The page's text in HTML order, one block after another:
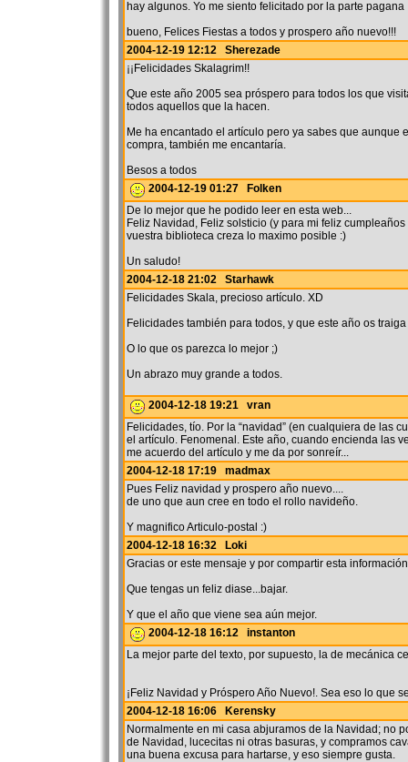
hay algunos. Yo me siento felicitado por la parte pagana
bueno, Felices Fiestas a todos y prospero año nuevo!!!
2004-12-19 12:12 Sherezade
¡¡Felicidades Skalagrim!!
Que este año 2005 sea próspero para todos los que
todos aquellos que la hacen.
Me ha encantado el artículo pero ya sabes que aunque
compra, también me encantaría.
Besos a todos
2004-12-19 01:27 Folken
De lo mejor que he podido leer en esta web...
Feliz Navidad, Feliz solsticio (y para mi feliz
vuestra biblioteca creza lo maximo posible :)
Un saludo!
2004-12-18 21:02 Starhawk
Felicidades Skala, precioso artículo. XD
Felicidades también para todos, y que este año os
O lo que os parezca lo mejor ;)
Un abrazo muy grande a todos.
2004-12-18 19:21 vran
Felicidades, tío. Por la “navidad” (en cualquiera de las
el artículo. Fenomenal. Este año, cuando encienda las
me acuerdo del artículo y me da por sonreír...
2004-12-18 17:19 madmax
Pues Feliz navidad y prospero año nuevo....
de uno que aun cree en todo el rollo navideño.
Y magnifico Articulo-postal :)
2004-12-18 16:32 Loki
Gracias or este mensaje y por compartir esta
Que tengas un feliz diase...bajar.
Y que el año que viene sea aún mejor.
2004-12-18 16:12 instanton
La mejor parte del texto, por supuesto, la de mecánica
¡Feliz Navidad y Próspero Año Nuevo!. Sea eso lo que
2004-12-18 16:06 Kerensky
Normalmente en mi casa abjuramos de la Navidad; no
de Navidad, lucecitas ni otras basuras, y compramos
una buena excusa para hartarse, y eso siempre gusta.